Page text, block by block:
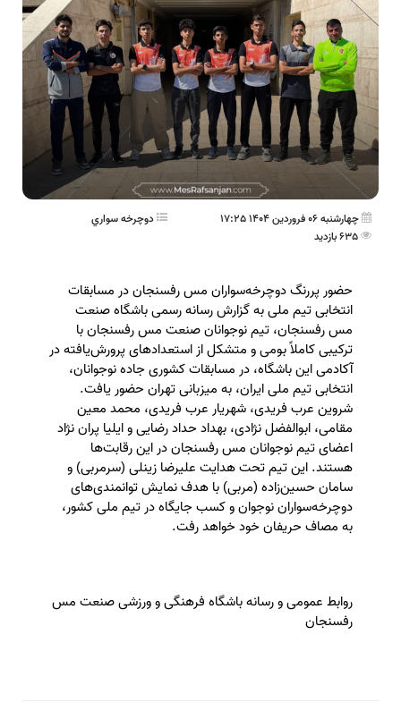
چهارشنبه 06 فروردین 1404 17:25
دوچرخه سواري
حضور پررنگ دوچرخه‌سواران مس رفسنجان در مسابقات
انتخابی تیم ملی به گزارش رسانه رسمی باشگاه صنعت
مس رفسنجان، تیم نوجوانان صنعت مس رفسنجان با
ترکیبی کاملاً بومی و متشکل از استعدادهای پرورش‌یافته در
آکادمی این باشگاه، در مسابقات کشوری جاده نوجوانان،
انتخابی تیم ملی ایران، به میزبانی تهران حضور یافت.
شروین عرب فریدی، شهریار عرب فریدی، محمد معین
مقامی، ابوالفضل نژادی، بهداد حداد رضایی و ایلیا پران نژاد
اعضای تیم نوجوانان مس رفسنجان در این رقابت‌ها
هستند. این تیم تحت هدایت علیرضا زینلی (سرمربی) و
سامان حسین‌زاده (مربی) با هدف نمایش توانمندی‌های
دوچرخه‌سواران نوجوان و کسب جایگاه در تیم ملی کشور،
به مصاف حریفان خود خواهد رفت.
روابط عمومی و رسانه باشگاه فرهنگی و ورزشی صنعت مس
رفسنجان